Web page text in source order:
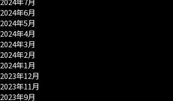
2024年6月
2024年5月
2024年4月
2024年3月
2024年2月
2024年1月
2023年12月
2023年11月
2023年9月